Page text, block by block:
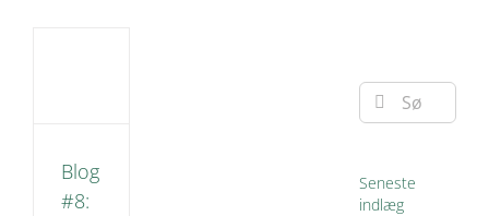
Blog
#8:
Søg
efter:
Seneste
indlæg